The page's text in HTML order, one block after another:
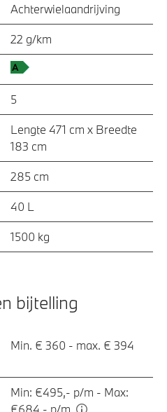
Achterwielaandrijving
22 g/km
5
Lengte 471 cm x Breedte
183 cm
285 cm
40 L
1500 kg
bijtelling
Min. € 360 - max. € 394
Min: €495,- p/m - Max: